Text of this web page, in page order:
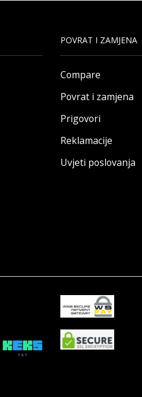
POVRAT I ZAMJENA
Compare
Povrat i zamjena
Prigovori
Reklamacije
Uvjeti poslovanja